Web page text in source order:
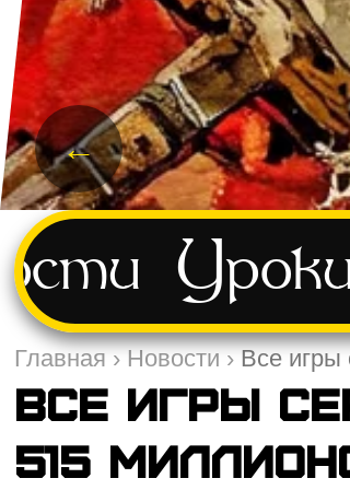
←
Главная › Новости › Все
Все игры
515